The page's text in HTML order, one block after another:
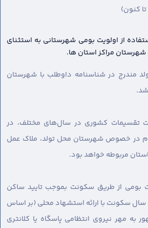
از اولویت بومی شهرستانی به استثنای
مراکز استان ها.
مندرج در شناسنامه داوطلب با شهرستان
تقسیمات کشوری در سال‌های مختلف، در
در خصوص شهرستان محل تولد، ملاک عمل
مربوطه خواهد بود.
بومی از طریق سکونت بموجب تایید ساکن
سکونت با ارائه استشهاد محلی (بر اساس
به مهر نیروی انتظامی پاسگاه یا کلانتری